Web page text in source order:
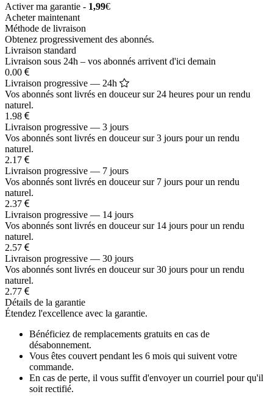
Activer ma garantie - 1,99€
Acheter maintenant
Méthode de livraison
Obtenez progressivement des abonnés.
Livraison standard
Livraison sous 24h – vos abonnés arrivent d'ici demain
0.00
Livraison progressive — 24h
Vos abonnés sont livrés en douceur sur 24 heures pour un rendu
naturel.
1.98
Livraison progressive — 3 jours
Vos abonnés sont livrés en douceur sur 3 jours pour un rendu
naturel.
2.17
Livraison progressive — 7 jours
Vos abonnés sont livrés en douceur sur 7 jours pour un rendu
naturel.
2.37
Livraison progressive — 14 jours
Vos abonnés sont livrés en douceur sur 14 jours pour un rendu
naturel.
2.57
Livraison progressive — 30 jours
Vos abonnés sont livrés en douceur sur 30 jours pour un rendu
naturel.
2.77
Détails de la garantie
Étendez l'excellence avec la garantie.
Bénéficiez de remplacements gratuits en cas de
désabonnement.
Vous êtes couvert pendant les 6 mois qui suivent votre
commande.
En cas de perte, il vous suffit d'envoyer un courriel pour qu'il
soit rectifié.